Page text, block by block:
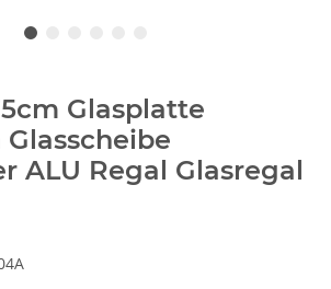
Glasplatte
ALU Regal Glasregal